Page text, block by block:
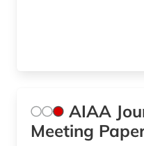
energy (1)
AIAA
Meeting